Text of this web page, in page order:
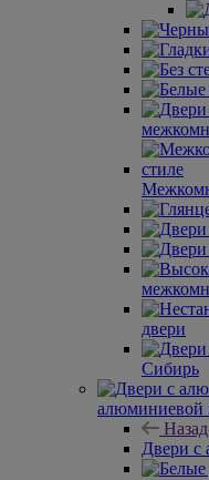
двери
Сибирь
алюминиевой
Назад
Двери с